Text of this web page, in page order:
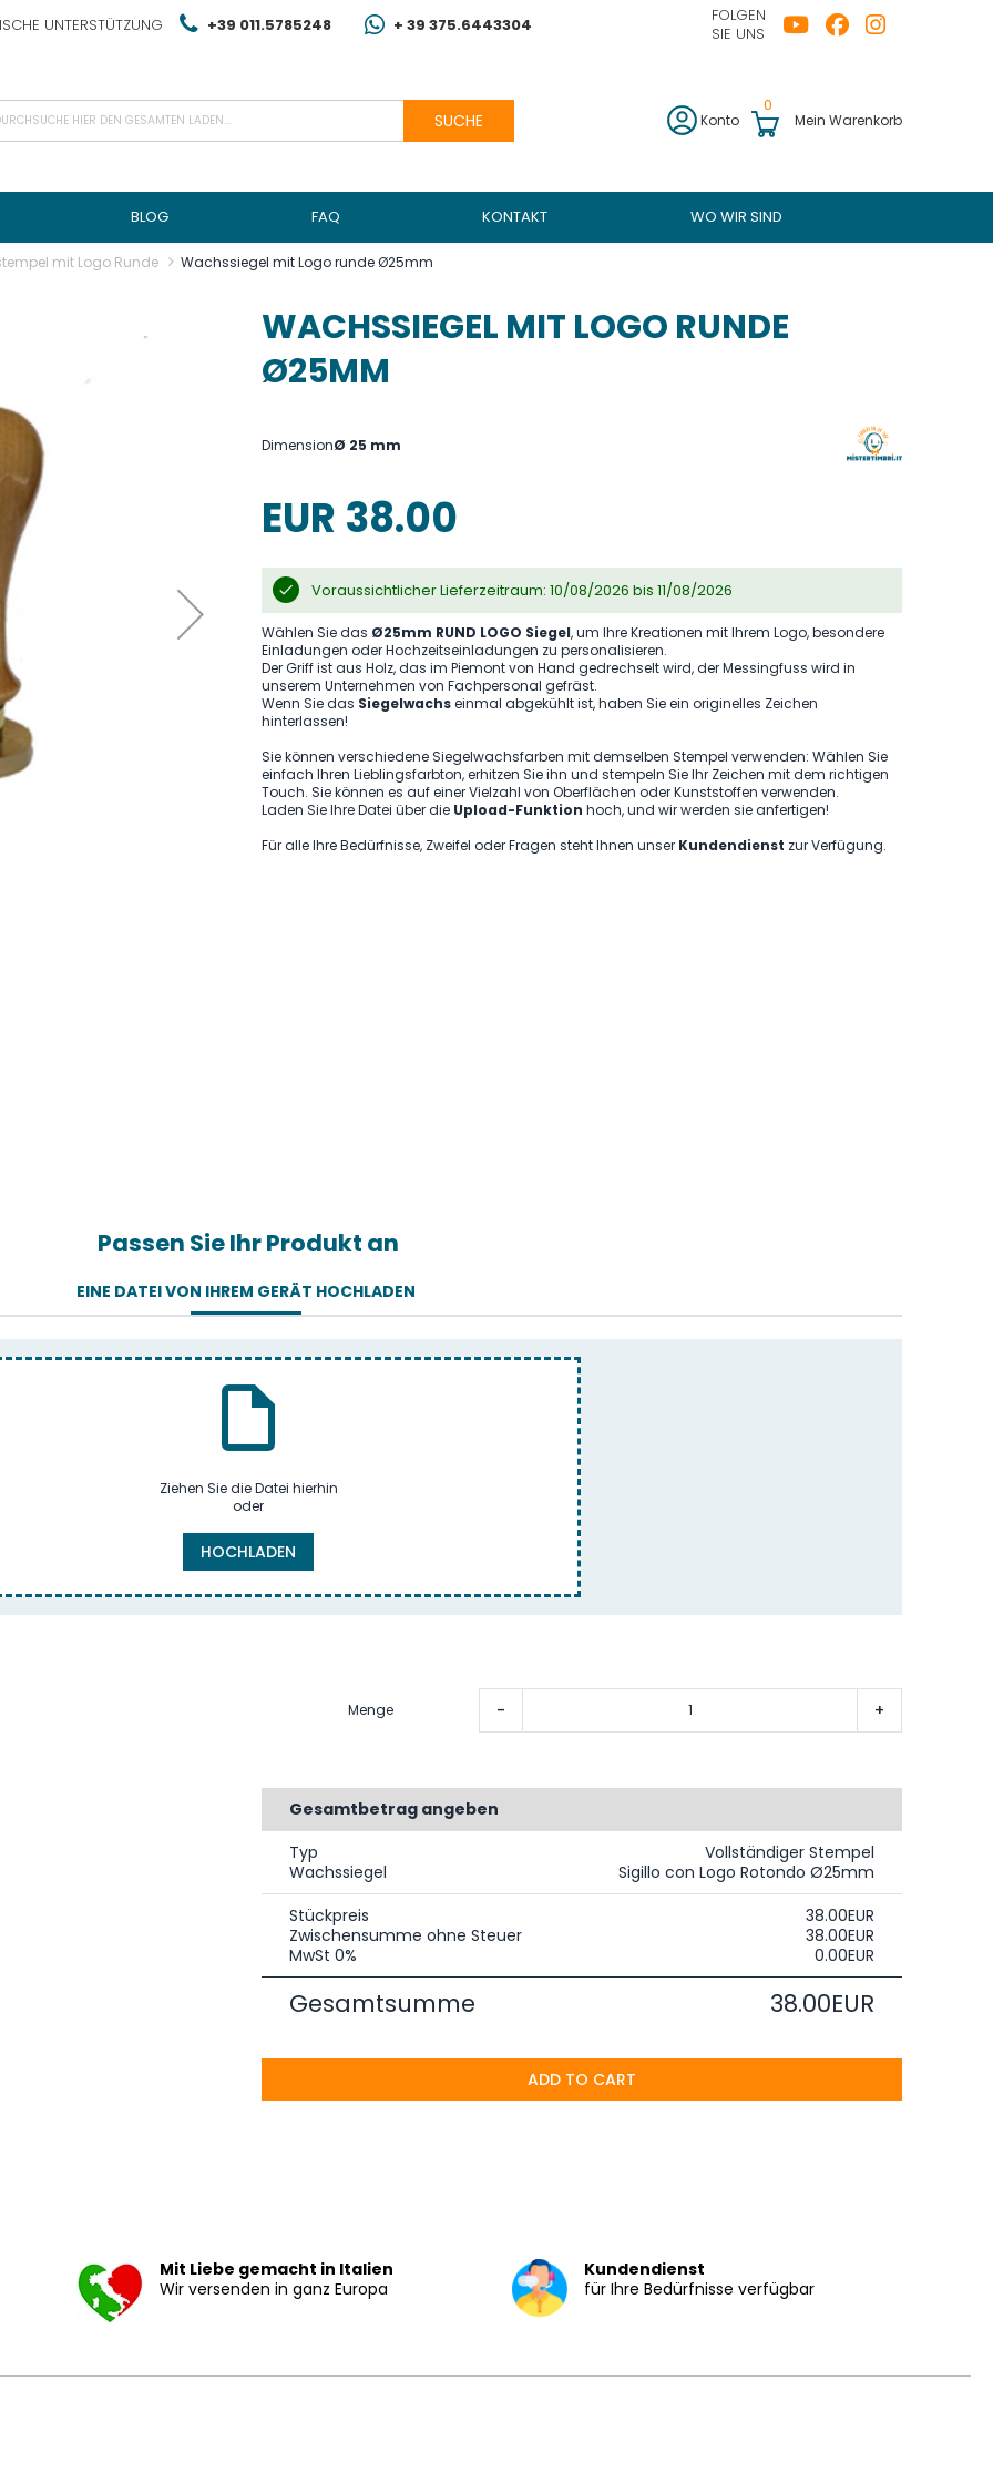
UNTERSTÜTZUNG +39 011.5785248 + 39 375.6443304
FOLGEN
SIE UNS
SUCHE Konto Mein Warenkorb
0
BLOG FAQ KONTAKT WO WIR SIND
mit Logo Runde Wachssiegel mit Logo runde Ø25mm
WACHSSIEGEL MIT LOGO RUNDE
Ø25MM
DimensionØ 25 mm
EUR 38.00
Voraussichtlicher Lieferzeitraum: 10/08/2026 bis 11/08/2026
Wählen Sie das Ø25mm RUND LOGO Siegel, um Ihre Kreationen mit Ihrem Logo, besondere
Einladungen oder Hochzeitseinladungen zu personalisieren.
Der Griff ist aus Holz, das im Piemont von Hand gedrechselt wird, der Messingfuss wird in
unserem Unternehmen von Fachpersonal gefräst.
Wenn Sie das Siegelwachseinmal abgekühlt ist, haben Sie ein originelles Zeichen
hinterlassen!
Sie können verschiedene Siegelwachsfarben mit demselben Stempel verwenden: Wählen Sie
einfach Ihren Lieblingsfarbton, erhitzen Sie ihn und stempeln Sie Ihr Zeichen mit dem richtigen
Touch. Sie können es auf einer Vielzahl von Oberflächen oder Kunststoffen verwenden.
Laden Sie Ihre Datei über die Upload-Funktion hoch, und wir werden sie anfertigen!
Für alle Ihre Bedürfnisse, Zweifel oder Fragen steht Ihnen unser Kundendienst zur Verfügung.
Passen Sie Ihr Produkt an
EINE DATEI VON IHREM GERÄT HOCHLADEN
Ziehen Sie die Datei hierhin
oder
HOCHLADEN
Menge - +
Gesamtbetrag angeben
Typ
Vollständiger Stempel
Wachssiegel
Sigillo con Logo Rotondo Ø25mm
Stückpreis
38.00EUR
Zwischensumme ohne Steuer
38.00EUR
MwSt 0%
0.00EUR
Gesamtsumme 38.00EUR
ADD TO CART
Mit Liebe gemacht in Italien
Wir versenden in ganz Europa
Kundendienst
für Ihre Bedürfnisse verfügbar